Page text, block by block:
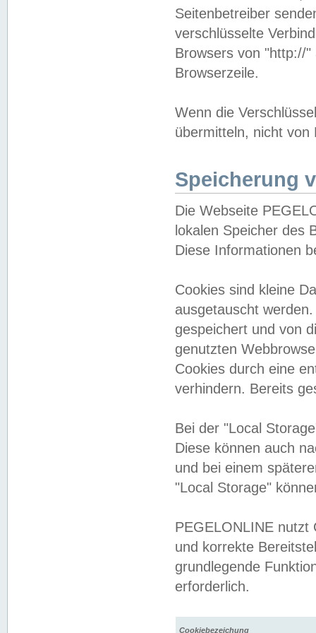
Seitenbetreiber
verschlüsselte
Browsers von "http://
Browserzeile.
Wenn die
übermitteln, nicht von
Speicherung
Die Webseite
lokalen Speicher des
Diese Informationen
Cookies sind kleine
ausgetauscht
gespeichert und von
genutzten
Cookies durch eine
verhindern. Bereits
Bei der "Local
Diese können auch
und bei einem
"Local Storage"
PEGELONLINE nutzt
und korrekte
grundlegende
erforderlich.
Cookiebezeichung